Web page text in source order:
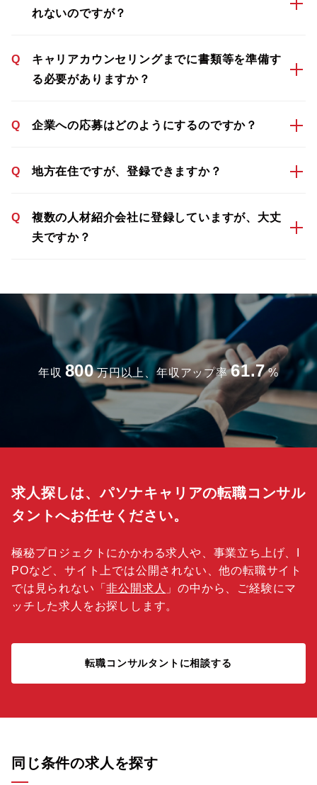
れないのですが？
Q
キャリアカウンセリングまでに書類等を準備す
る必要がありますか？
Q 企業への応募はどのようにするのですか？
Q 地方在住ですが、登録できますか？
Q
複数の人材紹介会社に登録していますが、大丈
夫ですか？
年収 800 万円以上、年収アップ率 61.7 %
求人探しは、パソナキャリアの転職コンサル
タントへお任せください。
極秘プロジェクトにかかわる求人や、事業立ち上げ、I
POなど、サイト上では公開されない、他の転職サイト
では見られない「非公開求人 」の中から、ご経験にマ
ッチした求人をお探しします。
転職コンサルタントに相談する
同じ条件の求人を探す